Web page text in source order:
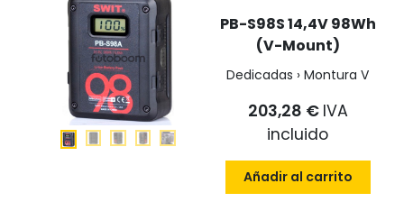
PB-S98S 14,4V 98Wh
(V-Mount)
Dedicadas › Montura V
203,28 € IVA
incluido
Añadir al carrito